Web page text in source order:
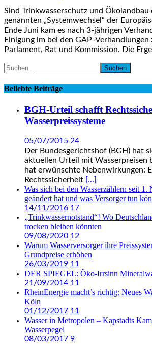
Sind Trinkwasserschutz und Ökolandbau
genannten „Systemwechsel“ der
Ende Juni kam es nach 3-jährigen
Einigung im bei den GAP-Verhandlungen
Parlament, Rat und Kommission. Die
Suchen
Beliebte Beiträge
BGH-Urteil schafft
Wasserpreissysteme
05/07/2015 24
Der Bundesgerichtshof (BGH) hat
aktuellen Urteil mit Wasserpreisen
hat erwünschte Nebenwirkungen:
Rechtssicherheit [...]
Was sich bei den Wasserzählern seit 1.
geändert hat und was Versorger tun
14/11/2016 17
„Trinkwassernotstand“! Wo
trocken bleiben könnten
09/08/2020 12
Warum Wasserversorger ihre
Grundpreise erhöhen
26/03/2019 11
DER SPIEGEL: Öko-Irrsinn
21/09/2014 11
RheinEnergie macht’s richtig: Neues
Köln
01/12/2017 11
Wasser in Metropolen – Kapstadts
Wasserpegel
08/03/2017 9